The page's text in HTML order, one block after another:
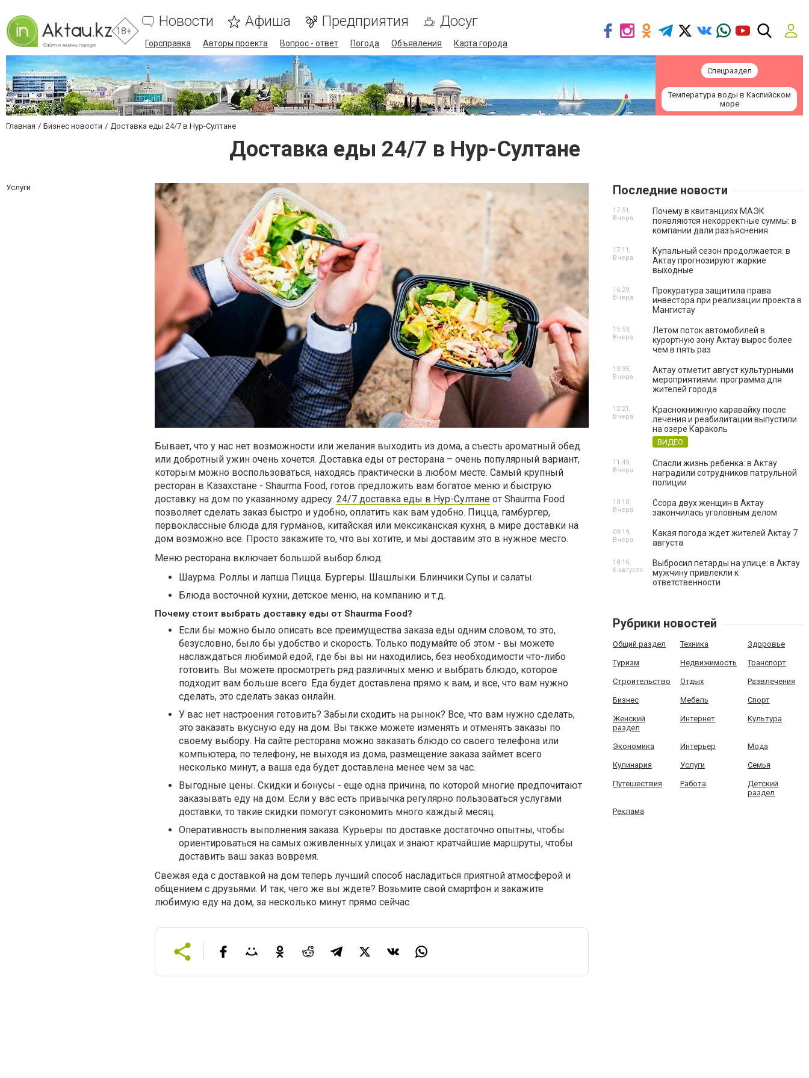
18+
Новости Афиша Предприятия Досуг
Горсправка Авторы проекта Вопрос - ответ Погода Объявления Карта города
Спецраздел
Температура воды в Каспийском
море
Главная Бизнес новости Доставка еды 24/7 в Нур-Султане
Доставка еды 24/7 в Нур-Султане
Услуги
Бывает, что у нас нет возможности или желания выходить из дома, а съесть ароматный обед
или добротный ужин очень хочется. Доставка еды от ресторана – очень популярный вариант,
которым можно воспользоваться, находясь практически в любом месте. Самый крупный
ресторан в Казахстане - Shaurma Food, готов предложить вам богатое меню и быструю
доставку на дом по указанному адресу. 24/7 доставка еды в Нур-Султане от Shaurma Food
позволяет сделать заказ быстро и удобно, оплатить как вам удобно. Пицца, гамбургер,
первоклассные блюда для гурманов, китайская или мексиканская кухня, в мире доставки на
дом возможно все. Просто закажите то, что вы хотите, и мы доставим это в нужное место.
Меню ресторана включает большой выбор блюд:
Шаурма. Роллы и лапша Пицца. Бургеры. Шашлыки. Блинчики Супы и салаты.
Блюда восточной кухни, детское меню, на компанию и т.д.
Почему стоит выбрать доставку еды от Shaurma Food?
Если бы можно было описать все преимущества заказа еды одним словом, то это,
безусловно, было бы удобство и скорость. Только подумайте об этом - вы можете
наслаждаться любимой едой, где бы вы ни находились, без необходимости что-либо
готовить. Вы можете просмотреть ряд различных меню и выбрать блюдо, которое
подходит вам больше всего. Еда будет доставлена ​​прямо к вам, и все, что вам нужно
сделать, это сделать заказ онлайн.
У вас нет настроения готовить? Забыли сходить на рынок? Все, что вам нужно сделать,
это заказать вкусную еду на дом. Вы также можете изменять и отменять заказы по
своему выбору. На сайте ресторана можно заказать блюдо со своего телефона или
компьютера, по телефону, не выходя из дома, размещение заказа займет всего
несколько минут, а ваша еда будет доставлена ​​менее чем за час.
Выгодные цены. Скидки и бонусы - еще одна причина, по которой многие предпочитают
заказывать еду на дом. Если у вас есть привычка регулярно пользоваться услугами
доставки, то такие скидки помогут сэкономить много каждый месяц.
Оперативность выполнения заказа. Курьеры по доставке достаточно опытны, чтобы
ориентироваться на самых оживленных улицах и знают кратчайшие маршруты, чтобы
доставить ваш заказ вовремя.
Свежая еда с доставкой на дом теперь лучший способ насладиться приятной атмосферой и
общением с друзьями. И так, чего же вы ждете? Возьмите свой смартфон и закажите
любимую еду на дом, за несколько минут прямо сейчас.
Последние новости
Почему в квитанциях МАЭК
появляются некорректные суммы: в
компании дали разъяснения
17:51,
Вчера
Купальный сезон продолжается: в
Актау прогнозируют жаркие
выходные
17:11,
Вчера
Прокуратура защитила права
инвестора при реализации проекта в
Мангистау
16:29,
Вчера
Летом поток автомобилей в
курортную зону Актау вырос более
чем в пять раз
15:53,
Вчера
Актау отметит август культурными
мероприятиями: программа для
жителей города
13:35,
Вчера
Краснокнижную каравайку после
лечения и реабилитации выпустили
на озере Караколь
ВИДЕО
12:21,
Вчера
Спасли жизнь ребенка: в Актау
наградили сотрудников патрульной
полиции
11:45,
Вчера
Ссора двух женщин в Актау
закончилась уголовным делом
10:10,
Вчера
Какая погода ждет жителей Актау 7
августа
09:19,
Вчера
Выбросил петарды на улице: в Актау
мужчину привлекли к
ответственности
18:16,
6 августа
Рубрики новостей
Общий раздел Техника Здоровье
Туризм Недвижимость Транспорт
Строительство Отдых Развлечения
Бизнес Мебель Спорт
Женский
раздел
Интернет Культура
Экономика Интерьер Мода
Кулинария Услуги Семья
Путешествия Работа
Детский
раздел
Реклама